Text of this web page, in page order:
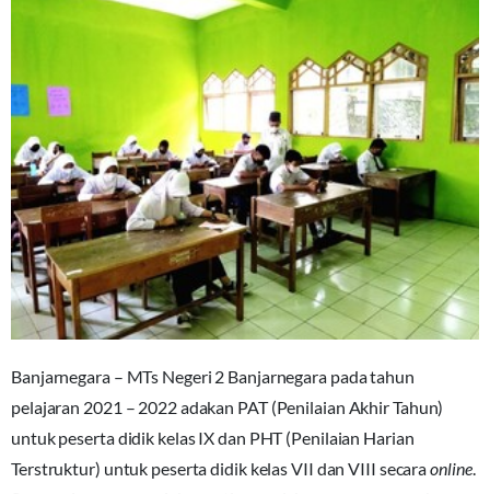
Banjarnegara – MTs Negeri 2 Banjarnegara pada tahun
pelajaran 2021 – 2022 adakan PAT (Penilaian Akhir Tahun)
untuk peserta didik kelas IX dan PHT (Penilaian Harian
Terstruktur) untuk peserta didik kelas VII dan VIII secaraonline.